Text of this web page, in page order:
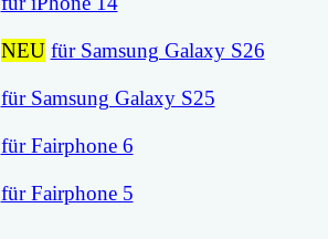
NEU für Samsung Galaxy S26
für Samsung Galaxy S25
für Fairphone 6
für Fairphone 5